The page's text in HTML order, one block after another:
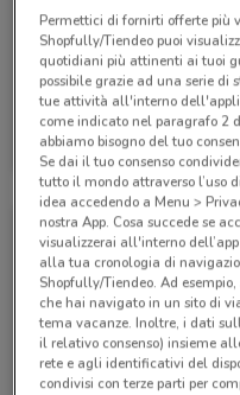
Alpitour
Scade il 31/01
Permettici di fornirti offerte più
Shopfully/Tiendeo puoi
quotidiani più attinenti ai tuoi
possibile grazie ad una serie
tue attività all'interno
come indicato nel paragrafo 2
abbiamo bisogno del tuo
Se dai il tuo consenso
tutto il mondo attraverso l’uso
idea accedendo a Menu >
nostra App. Cosa succede se
visualizzerai all'interno
alla tua cronologia di
Shopfully/Tiendeo. Ad
che hai navigato in un sito di
tema vacanze. Inoltre, i dati
il relativo consenso) insieme
rete e agli identificativi del
condivisi con terze parti per